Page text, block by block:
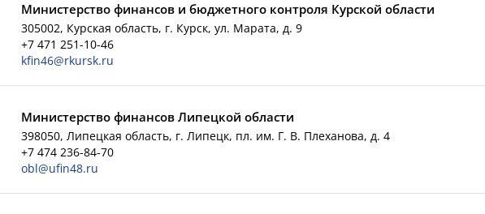
Министерство финансов и бюджетного контроля Курской области
305002, Курская область, г. Курск, ул. Марата, д. 9
+7 471 251-10-46
kfin46@rkursk.ru
Министерство финансов Липецкой области
398050, Липецкая область, г. Липецк, пл. им. Г. В. Плеханова, д. 4
+7 474 236-84-70
obl@ufin48.ru